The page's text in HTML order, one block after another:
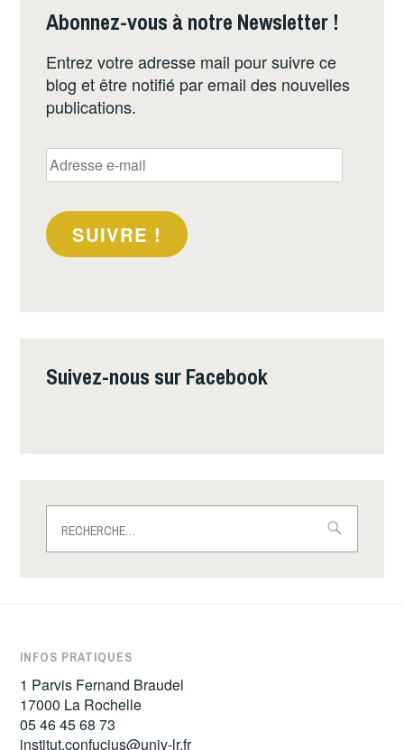
Abonnez-vous à notre Newsletter !
Entrez votre adresse mail pour suivre ce
blog et être notifié par email des nouvelles
publications.
Adresse
e-
SUIVRE !
Suivez-nous sur Facebook
INFOS PRATIQUES
1 Parvis Fernand Braudel
17000 La Rochelle
05 46 45 68 73
institut.confucius@univ-lr.fr